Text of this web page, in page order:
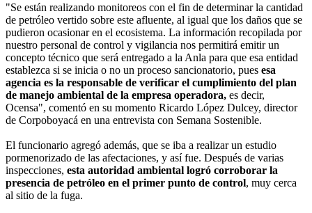
"Se están realizando monitoreos con el fin de determinar la cantidad
de petróleo vertido sobre este afluente, al igual que los daños que se
pudieron ocasionar en el ecosistema. La información recopilada por
nuestro personal de control y vigilancia nos permitirá emitir un
concepto técnico que será entregado a la Anla para que esa entidad
establezca si se inicia o no un proceso sancionatorio, pues esa
agencia es la responsable de verificar el cumplimiento del plan
de manejo ambiental de la empresa operadora, es decir,
Ocensa", comentó en su momento Ricardo López Dulcey, director
de Corpoboyacá en una entrevista con Semana Sostenible.
El funcionario agregó además, que se iba a realizar un estudio
pormenorizado de las afectaciones, y así fue. Después de varias
inspecciones, esta autoridad ambiental logró corroborar la
presencia de petróleo en el primer punto de control, muy cerca
al sitio de la fuga.